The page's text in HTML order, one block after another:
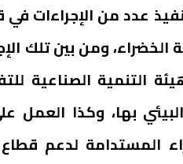
عدد من الإجراءات
الخضراء، ومن بين تلك
التنمية الصناعية
بها، وكذا العمل
المستدامة لدعم